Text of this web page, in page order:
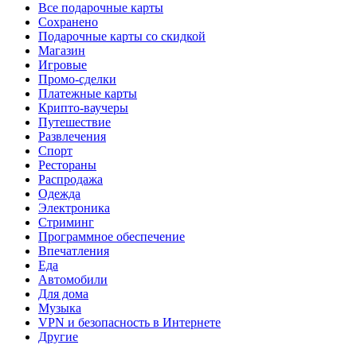
Все подарочные карты
Сохранено
Подарочные карты со скидкой
Магазин
Игровые
Промо-сделки
Платежные карты
Крипто-ваучеры
Путешествие
Развлечения
Спорт
Рестораны
Распродажа
Одежда
Электроника
Стриминг
Программное обеспечение
Впечатления
Еда
Автомобили
Для дома
Музыка
VPN и безопасность в Интернете
Другие